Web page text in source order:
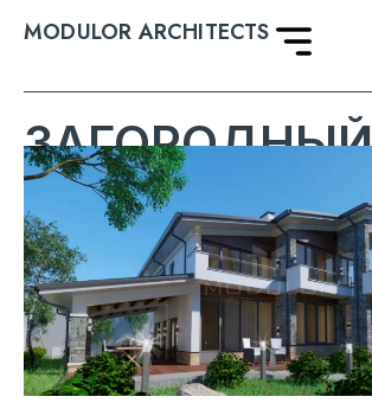
MODULOR ARCHITECTS